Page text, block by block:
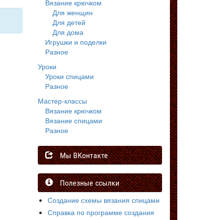
Вязание крючком
Для женщин
Для детей
Для дома
Игрушки и поделки
Разное
Уроки
Уроки спицами
Разное
Мастер-классы
Вязание крючком
Вязание спицами
Разное
Мы ВКонтакте
Полезные ссылки
Создание схемы вязания спицами
Справка по программе создания